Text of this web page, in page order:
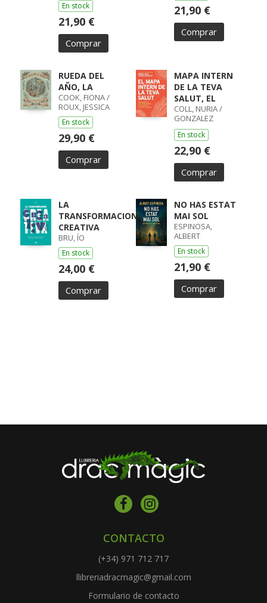
En stock
21,90 €
Comprar
21,90 €
Comprar
RUEDA DEL
AÑO, LA
COOK, FIONA /
ROUX, JESSICA
En stock
29,90 €
Comprar
MAPA INTERN
DE LA TEVA
SALUT, EL
COLL, NURIA /
GONZALEZ
ALVAREZ, CARLOS
En stock
22,90 €
Comprar
LA
TRANSFORMACION
CREATIVA
BRU, ÍO
En stock
24,00 €
Comprar
NO HAS ESTAT
MAI SOL
ESPINOSA,
ALBERT
En stock
21,90 €
Comprar
CONTACTO
(+34) 971 712 717
llibreriadracmagic@gmail.com
Formulario de contacto